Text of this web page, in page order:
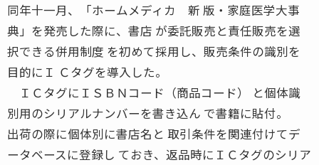
同年十一月、「ホームメディカ 新 版・家庭医学大事
典」を発売した際に、書店 が委託販売と責任販売を選
択できる併用制度 を初めて採用し、販売条件の識別を
目的にＩ Ｃタグを導入した。
ＩＣタグにＩＳＢＮコード（商品コード） と個体識
別用のシリアルナンバーを書き込ん で書籍に貼付。
出荷の際に個体別に書店名と 取引条件を関連付けてデ
ータベースに登録し ておき、返品時にＩＣタグのシリア